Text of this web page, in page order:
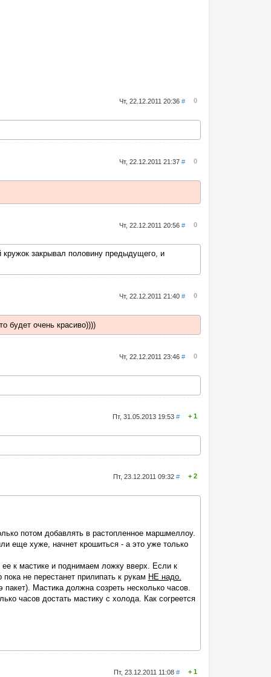
Чт, 22.12.2011 20:36# 0
Чт, 22.12.2011 21:37# 0
Чт, 22.12.2011 20:56# 0
закрывал половину предыдущего, и
Чт, 22.12.2011 21:40# 0
будет очень красиво))))
Чт, 22.12.2011 23:46# 0
Пт, 31.05.2013 19:53# 1
Пт, 23.12.2011 09:32# 2
потом добавлять в растопленное маршмеллоу.
еще хуже, начнет крошиться - а это уже только
к мастике и поднимаем ложку вверх. Если к
не перестанет прилипать к рукам НЕ надо.
Мастика должна созреть несколько часов.
часов достать мастику с холода. Как согреется
Пт, 23.12.2011 11:08# 1